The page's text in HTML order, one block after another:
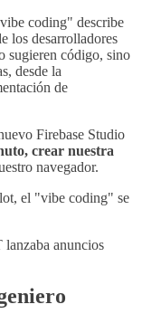
coding" describe
los desarrolladores
sugieren código, sino
desde la
de
Firebase Studio
crear nuestra
navegador.
el "vibe coding" se
anuncios